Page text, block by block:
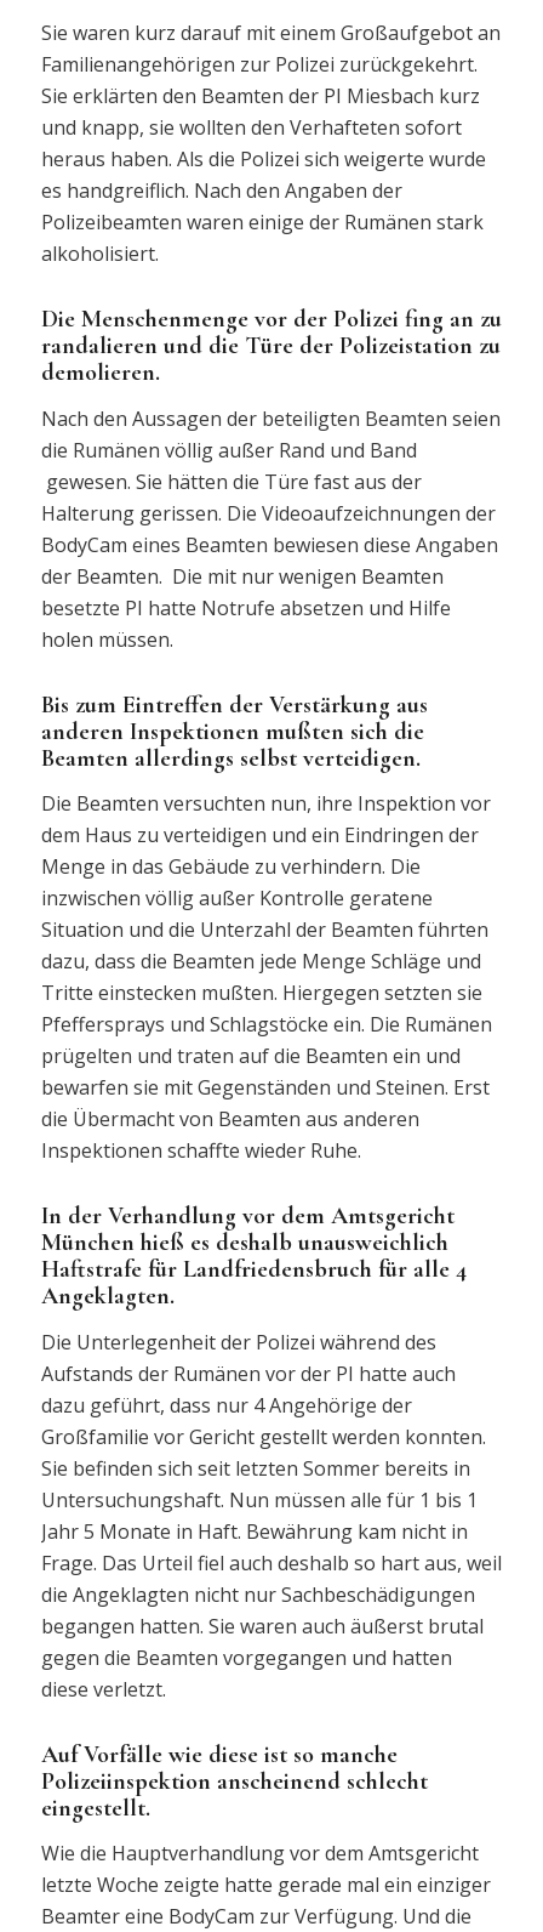
Sie waren kurz darauf mit einem Großaufgebot an
Familienangehörigen zur Polizei zurückgekehrt.
Sie erklärten den Beamten der PI Miesbach kurz
und knapp, sie wollten den Verhafteten sofort
heraus haben. Als die Polizei sich weigerte wurde
es handgreiflich. Nach den Angaben der
Polizeibeamten waren einige der Rumänen stark
alkoholisiert.
Die Menschenmenge vor der Polizei fing an zu
randalieren und die Türe der Polizeistation zu
demolieren.
Nach den Aussagen der beteiligten Beamten seien
die Rumänen völlig außer Rand und Band
gewesen. Sie hätten die Türe fast aus der
Halterung gerissen. Die Videoaufzeichnungen der
BodyCam eines Beamten bewiesen diese Angaben
der Beamten. Die mit nur wenigen Beamten
besetzte PI hatte Notrufe absetzen und Hilfe
holen müssen.
Bis zum Eintreffen der Verstärkung aus
anderen Inspektionen mußten sich die
Beamten allerdings selbst verteidigen.
Die Beamten versuchten nun, ihre Inspektion vor
dem Haus zu verteidigen und ein Eindringen der
Menge in das Gebäude zu verhindern. Die
inzwischen völlig außer Kontrolle geratene
Situation und die Unterzahl der Beamten führten
dazu, dass die Beamten jede Menge Schläge und
Tritte einstecken mußten. Hiergegen setzten sie
Pfeffersprays und Schlagstöcke ein. Die Rumänen
prügelten und traten auf die Beamten ein und
bewarfen sie mit Gegenständen und Steinen. Erst
die Übermacht von Beamten aus anderen
Inspektionen schaffte wieder Ruhe.
In der Verhandlung vor dem Amtsgericht
München hieß es deshalb unausweichlich
Haftstrafe für Landfriedensbruch für alle 4
Angeklagten.
Die Unterlegenheit der Polizei während des
Aufstands der Rumänen vor der PI hatte auch
dazu geführt, dass nur 4 Angehörige der
Großfamilie vor Gericht gestellt werden konnten.
Sie befinden sich seit letzten Sommer bereits in
Untersuchungshaft. Nun müssen alle für 1 bis 1
Jahr 5 Monate in Haft. Bewährung kam nicht in
Frage. Das Urteil fiel auch deshalb so hart aus, weil
die Angeklagten nicht nur Sachbeschädigungen
begangen hatten. Sie waren auch äußerst brutal
gegen die Beamten vorgegangen und hatten
diese verletzt.
Auf Vorfälle wie diese ist so manche
Polizeiinspektion anscheinend schlecht
eingestellt.
Wie die Hauptverhandlung vor dem Amtsgericht
letzte Woche zeigte hatte gerade mal ein einziger
Beamter eine BodyCam zur Verfügung. Und die